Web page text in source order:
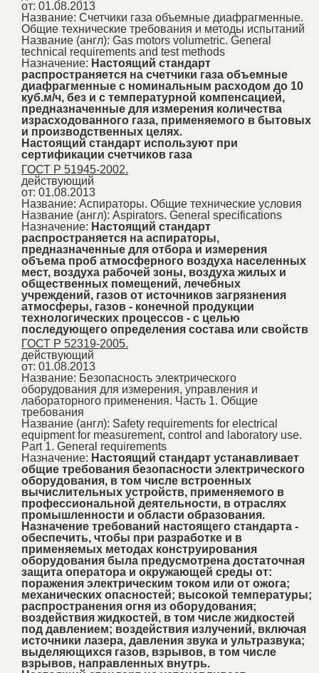
от: 01.08.2013
Название: Счетчики газа объемные диафрагменные.
Общие технические требования и методы испытаний
Название (англ): Gas motors volumetric. General
technical requirements and test methods
Назначение: Настоящий стандарт
распространяется на счетчики газа объемные
диафрагменные с номинальным расходом до 10
куб.м/ч, без и с температурной компенсацией,
предназначенные для измерения количества
израсходованного газа, применяемого в бытовых
и производственных целях.
Настоящий стандарт используют при
сертификации счетчиков газа
ГОСТ Р 51945-2002.
действующий
от: 01.08.2013
Название: Аспираторы. Общие технические условия
Название (англ): Aspirators. General specifications
Назначение: Настоящий стандарт
распространяется на аспираторы,
предназначенные для отбора и измерения
объема проб атмосферного воздуха населенных
мест, воздуха рабочей зоны, воздуха жилых и
общественных помещений, лечебных
учреждений, газов от источников загрязнения
атмосферы, газов - конечной продукции
технологических процессов - с целью
последующего определения состава или свойств
ГОСТ Р 52319-2005.
действующий
от: 01.08.2013
Название: Безопасность электрического
оборудования для измерения, управления и
лабораторного применения. Часть 1. Общие
требования
Название (англ): Safety requirements for electrical
equipment for measurement, control and laboratory use.
Part 1. General requirements
Назначение: Настоящий стандарт устанавливает
общие требования безопасности электрического
оборудования, в том числе встроенных
вычислительных устройств, применяемого в
профессиональной деятельности, в отраслях
промышленности и области образования.
Назначение требований настоящего стандарта -
обеспечить, чтобы при разработке и в
применяемых методах конструирования
оборудования была предусмотрена достаточная
защита оператора и окружающей среды от:
поражения электрическим током или от ожога;
механических опасностей; высокой температуры;
распространения огня из оборудования;
воздействия жидкостей, в том числе жидкостей
под давлением; воздействия излучений, включая
источники лазера, давления звука и ультразвука;
выделяющихся газов, взрывов, в том числе
взрывов, направленных внутрь.